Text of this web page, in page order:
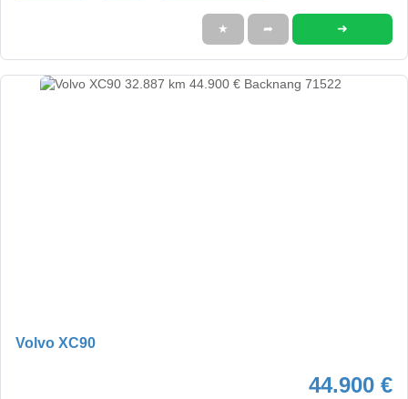
★ ➦ ➜
Volvo XC90
44.900 €